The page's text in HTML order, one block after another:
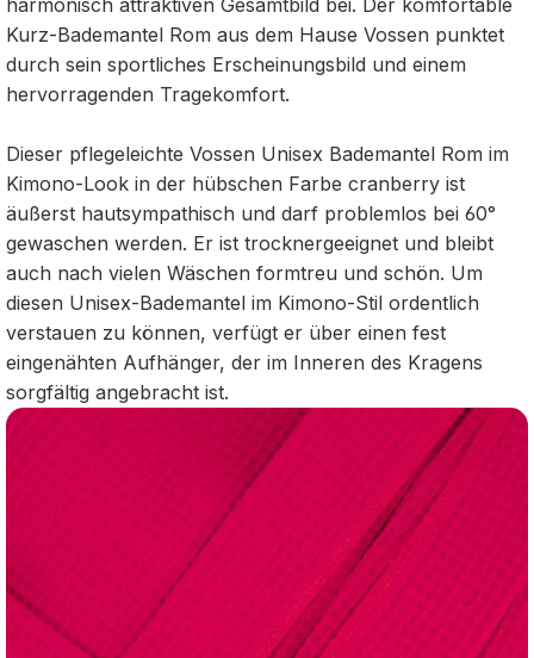
harmonisch attraktiven Gesamtbild bei. Der komfortable
Kurz-Bademantel Rom aus dem Hause Vossen punktet
durch sein sportliches Erscheinungsbild und einem
hervorragenden Tragekomfort.
Dieser pflegeleichte Vossen Unisex Bademantel Rom im
Kimono-Look in der hübschen Farbe cranberry ist
äußerst hautsympathisch und darf problemlos bei 60°
gewaschen werden. Er ist trocknergeeignet und bleibt
auch nach vielen Wäschen formtreu und schön. Um
diesen Unisex-Bademantel im Kimono-Stil ordentlich
verstauen zu können, verfügt er über einen fest
eingenähten Aufhänger, der im Inneren des Kragens
sorgfältig angebracht ist.